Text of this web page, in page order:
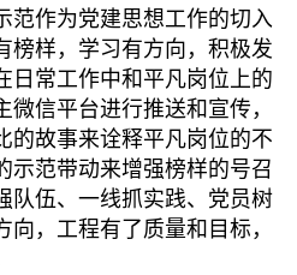
范作为党建思想工作的切入
榜样，学习有方向，积极发
日常工作中和平凡岗位上的
信平台进行推送和宣传，
的故事来诠释平凡岗位的不
示范带动来增强榜样的号召
队伍、一线抓实践、党员树
，工程有了质量和目标，